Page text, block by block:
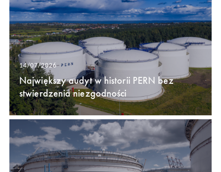
14/07/2026
Największy audyt w historii PERN bez
stwierdzenia niezgodności